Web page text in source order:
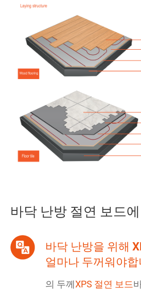
바닥 난방 절연 보드
바닥 난방을 위해
얼마나 두꺼워야
의 두께XPS 절연 보드